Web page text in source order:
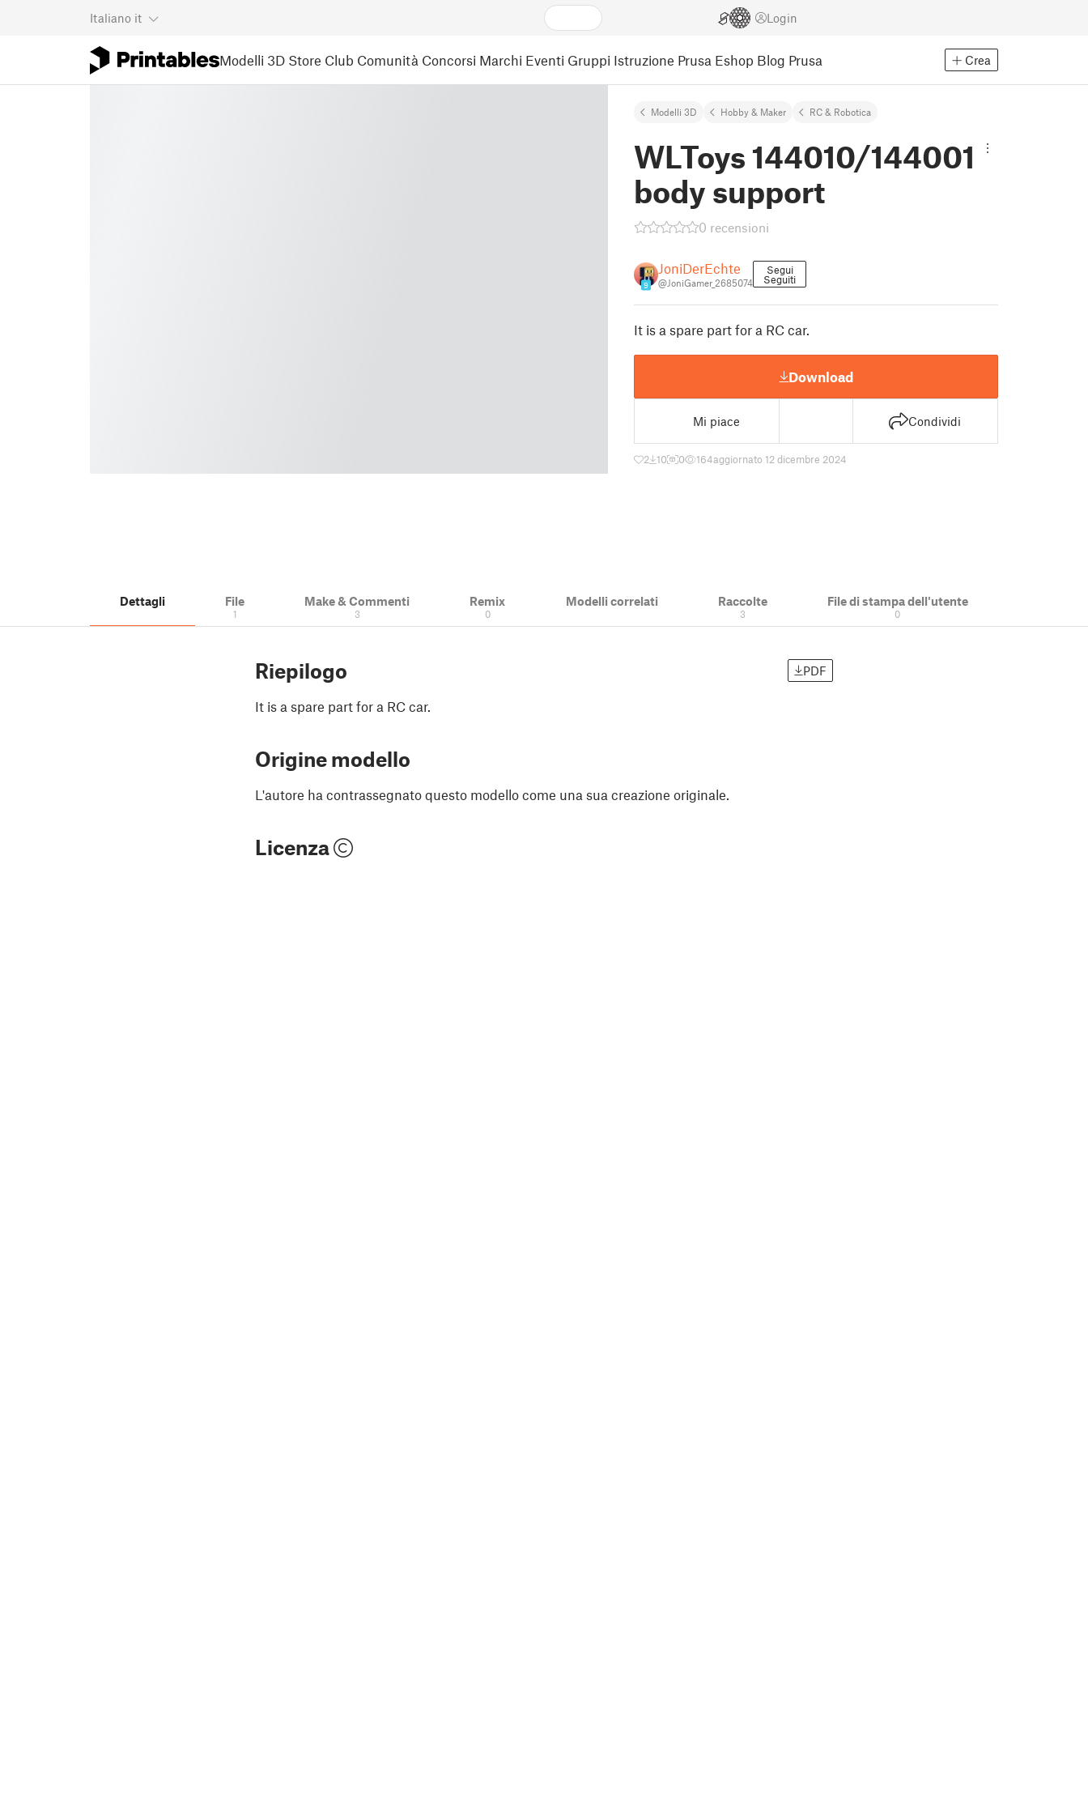
Italiano it Login
Modelli 3D Store Club Comunità Concorsi Marchi Eventi Gruppi Istruzione Prusa Eshop Blog Prusa Crea
Modelli 3D Hobby & Maker RC & Robotica
WLToys 144010/144001
body support
0 recensioni
9
JoniDerEchte
@JoniGamer_2685074
Segui
Seguiti
It is a spare part for a RC car.
Download
Mi piace Condividi
2 10 0 164aggiornato 12 dicembre 2024
Dettagli File
1
Make & Commenti
3
Remix
0
Modelli correlati Raccolte
3
File di stampa dell'utente
0
Riepilogo PDF
It is a spare part for a RC car.
Origine modello
L'autore ha contrassegnato questo modello come una sua creazione originale.
Licenza